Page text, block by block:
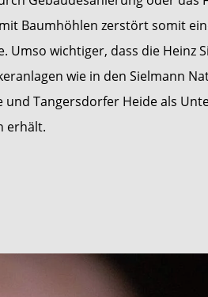
Baumhöhlen zerstört somit
Umso wichtiger, dass die Heinz
wie in den Sielmann
und Tangersdorfer Heide als
erhält.